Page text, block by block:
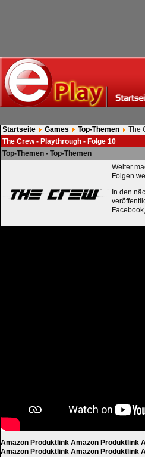
Startseite Games Top-Themen
The
The Crew - Playthrough - Folge 10
Top-Themen - Top-Themen
Weiter
Folgen
In den
Amazon Produktlink Amazon Produktlink
Amazon Produktlink Amazon Produktlink